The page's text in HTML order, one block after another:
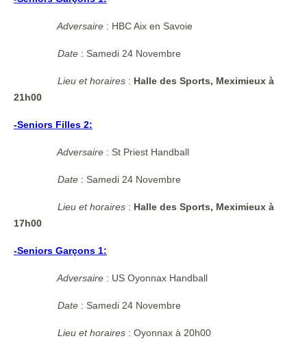
Adversaire : HBC Aix en Savoie
Date : Samedi 24 Novembre
Lieu et horaires : Halle des Sports, Meximieux à
21h00
-Seniors Filles 2:
Adversaire : St Priest Handball
Date : Samedi 24 Novembre
Lieu et horaires : Halle des Sports, Meximieux à
17h00
-Seniors Garçons 1:
Adversaire : US Oyonnax Handball
Date : Samedi 24 Novembre
Lieu et horaires : Oyonnax à 20h00